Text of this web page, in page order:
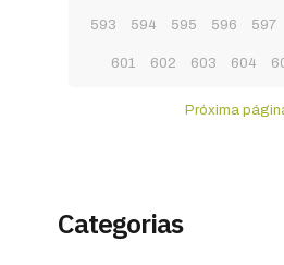
593 594 595 596 597
601 602 603 604
Próxima
Categorias